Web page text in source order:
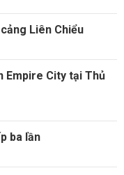
Liên Chiểu
Empire City tại Thủ
ba lần